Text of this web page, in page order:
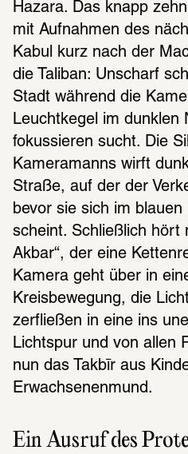
Hazara. Das knapp
mit Aufnahmen des
Kabul kurz nach der
die Taliban: Unscharf
Stadt während die
Leuchtkegel im dunklen
fokussieren sucht. Die
Kameramanns wirft
Straße, auf der der
bevor sie sich im
scheint. Schließlich hört
Akbar“, der eine
Kamera geht über in
Kreisbewegung, die
zerfließen in eine ins
Lichtspur und von allen
nun das Takbīr aus
Erwachsenenmund.
Ein Ausruf des